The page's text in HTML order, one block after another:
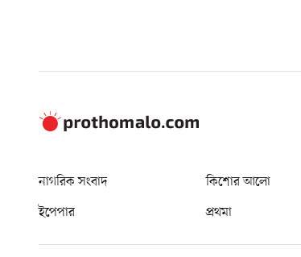
নাগরিক সংবাদ কিশোর আলো
ইপেপার
প্রথমা